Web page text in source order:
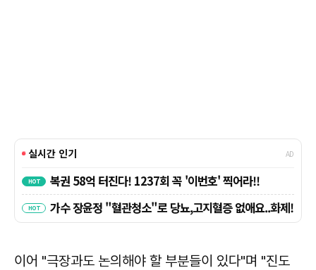
이어 "극장과도 논의해야 할 부분들이 있다"며 "진도